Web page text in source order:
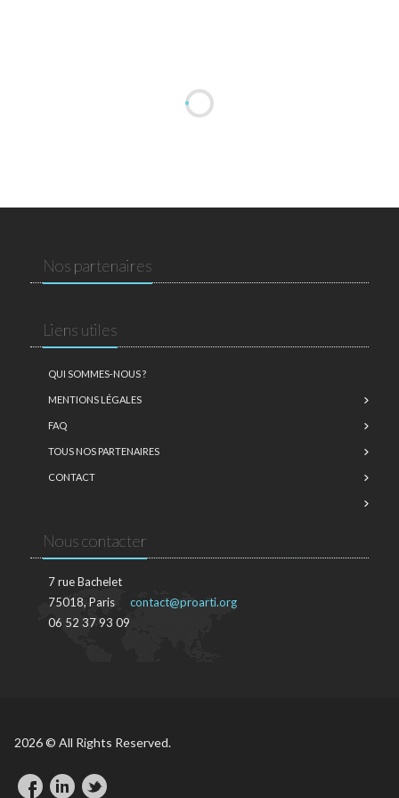
Nos partenaires
Liens utiles
QUI SOMMES-NOUS ?
MENTIONS LÉGALES
FAQ
TOUS NOS PARTENAIRES
CONTACT
Nous contacter
7 rue Bachelet
75018, Paris
06 52 37 93 09
contact@proarti.org
2026 © All Rights Reserved.